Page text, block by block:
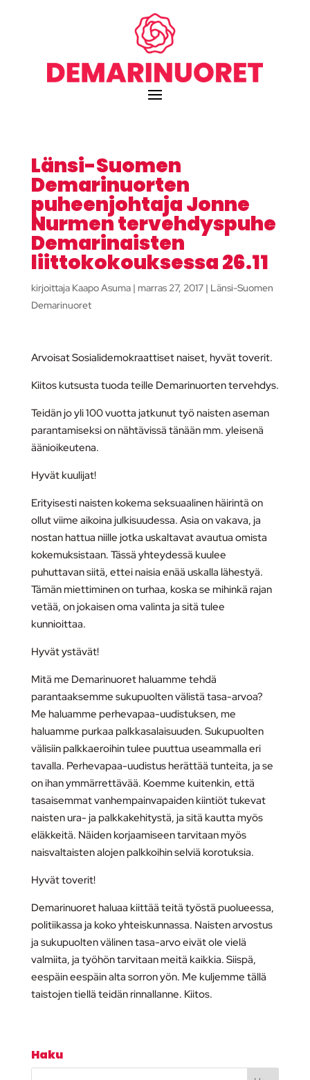
Länsi-Suomen
Demarinuorten
puheenjohtaja Jonne
Nurmen tervehdyspuhe
Demarinaisten
liittokokouksessa 26.11
kirjoittaja Kaapo Asuma| marras 27, 2017| Länsi-Suomen
Demarinuoret
Arvoisat Sosialidemokraattiset naiset, hyvät toverit.
Kiitos kutsusta tuoda teille Demarinuorten tervehdys.
Teidän jo yli 100 vuotta jatkunut työ naisten aseman
parantamiseksi on nähtävissä tänään mm. yleisenä
äänioikeutena.
Hyvät kuulijat!
Erityisesti naisten kokema seksuaalinen häirintä on
ollut viime aikoina julkisuudessa. Asia on vakava, ja
nostan hattua niille jotka uskaltavat avautua omista
kokemuksistaan. Tässä yhteydessä kuulee
puhuttavan siitä, ettei naisia enää uskalla lähestyä.
Tämän miettiminen on turhaa, koska se mihinkä rajan
vetää, on jokaisen oma valinta ja sitä tulee
kunnioittaa.
Hyvät ystävät!
Mitä me Demarinuoret haluamme tehdä
parantaaksemme sukupuolten välistä tasa-arvoa?
Me haluamme perhevapaa-uudistuksen, me
haluamme purkaa palkkasalaisuuden. Sukupuolten
välisiin palkkaeroihin tulee puuttua useammalla eri
tavalla. Perhevapaa-uudistus herättää tunteita, ja se
on ihan ymmärrettävää. Koemme kuitenkin, että
tasaisemmat vanhempainvapaiden kiintiöt tukevat
naisten ura- ja palkkakehitystä, ja sitä kautta myös
eläkkeitä. Näiden korjaamiseen tarvitaan myös
naisvaltaisten alojen palkkoihin selviä korotuksia.
Hyvät toverit!
Demarinuoret haluaa kiittää teitä työstä puolueessa,
politiikassa ja koko yhteiskunnassa. Naisten arvostus
ja sukupuolten välinen tasa-arvo eivät ole vielä
valmiita, ja työhön tarvitaan meitä kaikkia. Siispä,
eespäin eespäin alta sorron yön. Me kuljemme tällä
taistojen tiellä teidän rinnallanne. Kiitos.
Haku